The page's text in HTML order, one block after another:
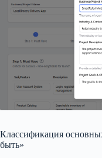
Классификация
быть»